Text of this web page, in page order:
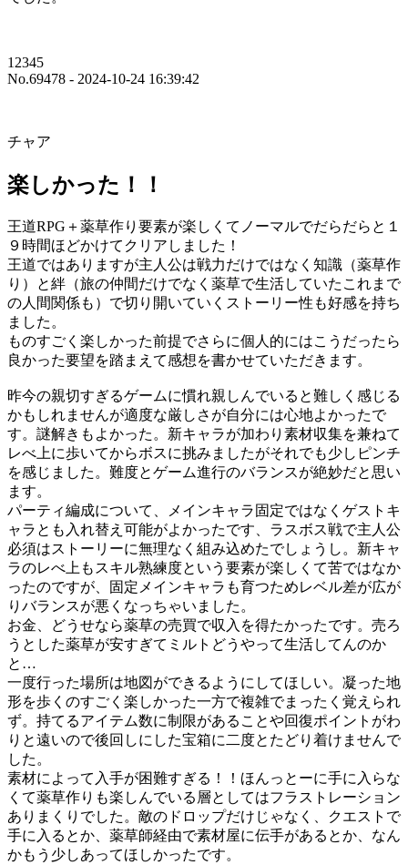
12345
No.69478 - 2024-10-24 16:39:42
チャア
楽しかった！！
王道RPG＋薬草作り要素が楽しくてノーマルでだらだらと１
９時間ほどかけてクリアしました！
王道ではありますが主人公は戦力だけではなく知識（薬草作
り）と絆（旅の仲間だけでなく薬草で生活していたこれまで
の人間関係も）で切り開いていくストーリー性も好感を持ち
ました。
ものすごく楽しかった前提でさらに個人的にはこうだったら
良かった要望を踏まえて感想を書かせていただきます。
昨今の親切すぎるゲームに慣れ親しんでいると難しく感じる
かもしれませんが適度な厳しさが自分には心地よかったで
す。謎解きもよかった。新キャラが加わり素材収集を兼ねて
レべ上に歩いてからボスに挑みましたがそれでも少しピンチ
を感じました。難度とゲーム進行のバランスが絶妙だと思い
ます。
パーティ編成について、メインキャラ固定ではなくゲストキ
ャラとも入れ替え可能がよかったです、ラスボス戦で主人公
必須はストーリーに無理なく組み込めたでしょうし。新キャ
ラのレべ上もスキル熟練度という要素が楽しくて苦ではなか
ったのですが、固定メインキャラも育つためレベル差が広が
りバランスが悪くなっちゃいました。
お金、どうせなら薬草の売買で収入を得たかったです。売ろ
うとした薬草が安すぎてミルトどうやって生活してんのか
と…
一度行った場所は地図ができるようにしてほしい。凝った地
形を歩くのすごく楽しかった一方で複雑でまったく覚えられ
ず。持てるアイテム数に制限があることや回復ポイントがわ
りと遠いので後回しにした宝箱に二度とたどり着けませんで
した。
素材によって入手が困難すぎる！！ほんっとーに手に入らな
くて薬草作りも楽しんでいる層としてはフラストレーション
ありまくりでした。敵のドロップだけじゃなく、クエストで
手に入るとか、薬草師経由で素材屋に伝手があるとか、なん
かもう少しあってほしかったです。